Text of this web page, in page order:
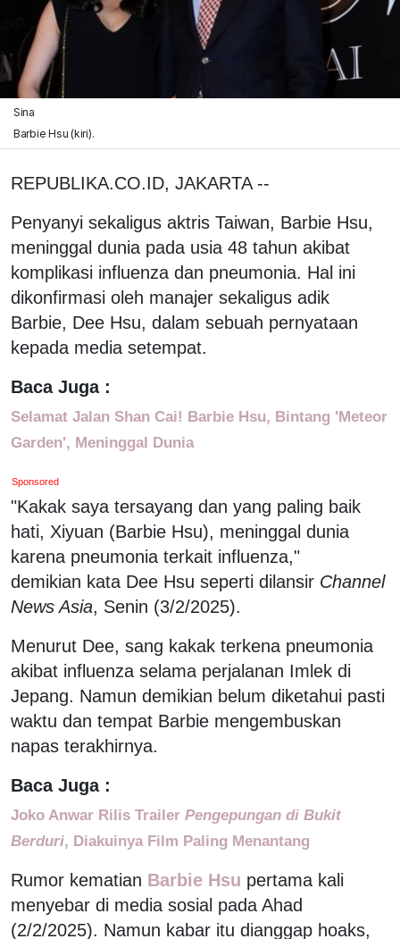
Sina
Barbie Hsu (kiri).
REPUBLIKA.CO.ID, JAKARTA --
Penyanyi sekaligus aktris Taiwan, Barbie Hsu,
meninggal dunia pada usia 48 tahun akibat
komplikasi influenza dan pneumonia. Hal ini
dikonfirmasi oleh manajer sekaligus adik
Barbie, Dee Hsu, dalam sebuah pernyataan
kepada media setempat.
Baca Juga :
Selamat Jalan Shan Cai! Barbie Hsu, Bintang 'Meteor
Garden', Meninggal Dunia
Sponsored
"Kakak saya tersayang dan yang paling baik
hati, Xiyuan (Barbie Hsu), meninggal dunia
karena pneumonia terkait influenza,"
demikian kata Dee Hsu seperti dilansir Channel
News Asia, Senin (3/2/2025).
Menurut Dee, sang kakak terkena pneumonia
akibat influenza selama perjalanan Imlek di
Jepang. Namun demikian belum diketahui pasti
waktu dan tempat Barbie mengembuskan
napas terakhirnya.
Baca Juga :
Joko Anwar Rilis Trailer Pengepungan di Bukit
Berduri, Diakuinya Film Paling Menantang
Rumor kematian Barbie Hsu pertama kali
menyebar di media sosial pada Ahad
(2/2/2025). Namun kabar itu dianggap hoaks,